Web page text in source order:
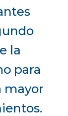
la
para
mayor